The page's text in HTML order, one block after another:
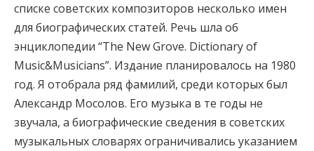
списке советских композиторов несколько имен
для биографических статей. Речь шла об
энциклопедии “The New Grove. Dictionary of
Music&Musicians”. Издание планировалось на 1980
год. Я отобрала ряд фамилий, среди которых был
Александр Мосолов. Его музыка в те годы не
звучала, а биографические сведения в советских
музыкальных словарях ограничивались указанием